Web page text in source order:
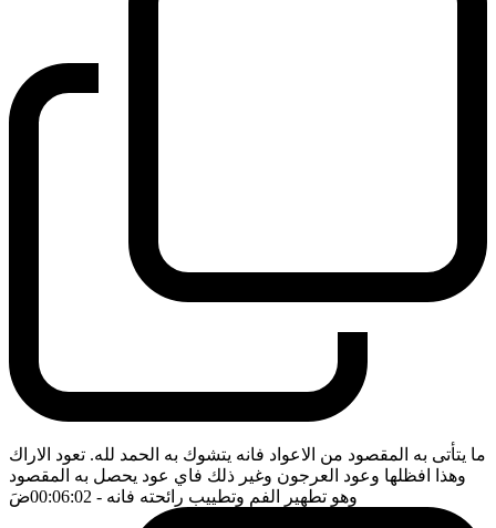
ما يتأتى به المقصود من الاعواد فانه يتشوك به الحمد لله. تعود الاراك
وهذا افظلها وعود العرجون وغير ذلك فاي عود يحصل به المقصود
وهو تطهير الفم وتطييب رائحته فانه - 00:06:02 ضَ